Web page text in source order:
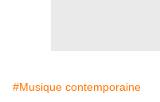
#Musique contemporaine